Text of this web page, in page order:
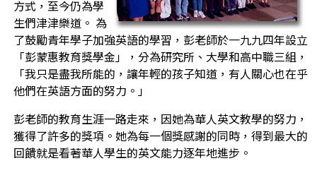
方式，至今仍為學
生們津津樂道。 為
了鼓勵青年學子加強英語的學習，彭老師於一九九四年設立
「彭蒙惠教育獎學金」，分為研究所、大學和高中職三組，
「我只是盡我所能的，讓年輕的孩子知道，有人關心也在乎
他們在英語方面的努力。」
彭老師的教育生涯一路走來，因她為華人英文教學的努力，
獲得了許多的獎項。她為每一個獎感謝的同時，得到最大的
回饋就是看著華人學生的英文能力逐年地進步。